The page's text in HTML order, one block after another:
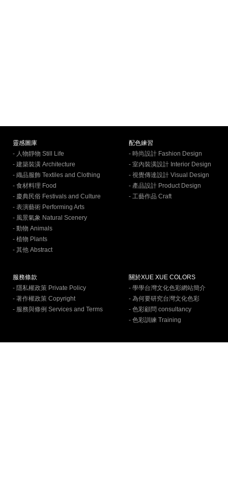
靈感圖庫
- 人物靜物 Still Life
- 建築裝潢 Architecture
- 織品服飾 Textiles and Clothing
- 食材料理 Food
- 慶典民俗 Festivals and Culture
- 表演藝術 Performing Arts
- 風景氣象 Natural Scenery
- 動物 Animals
- 植物 Plants
- 其他 Abstract
配色練習
- 時尚設計 Fashion Design
- 室內裝潢設計 Interior Design
- 視覺傳達設計 Visual Design
- 產品設計 Product Design
- 工藝作品 Craft
服務條款
- 隱私權政策 Private Policy
- 著作權政策 Copyright
- 服務與條例 Services and Terms
關於XUE XUE COLORS
- 學學台灣文化色彩網站簡介
- 為何要研究台灣文化色彩
- 色彩顧問 consultancy
- 色彩訓練 Training